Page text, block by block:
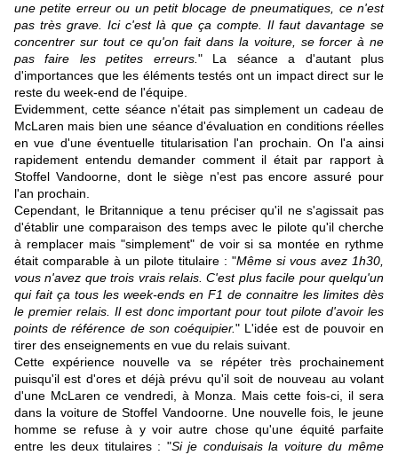
une petite erreur ou un petit blocage de pneumatiques, ce n'est
pas très grave. Ici c'est là que ça compte. Il faut davantage se
concentrer sur tout ce qu'on fait dans la voiture, se forcer à ne
pas faire les petites erreurs. " La séance a d'autant plus
d'importances que les éléments testés ont un impact direct sur le
reste du week-end de l'équipe.
Evidemment, cette séance n'était pas simplement un cadeau de
McLaren mais bien une séance d'évaluation en conditions réelles
en vue d'une éventuelle titularisation l'an prochain. On l'a ainsi
rapidement entendu demander comment il était par rapport à
Stoffel Vandoorne, dont le siège n'est pas encore assuré pour
l'an prochain.
Cependant, le Britannique a tenu préciser qu'il ne s'agissait pas
d'établir une comparaison des temps avec le pilote qu'il cherche
à remplacer mais "simplement" de voir si sa montée en rythme
était comparable à un pilote titulaire : "Même si vous avez 1h30,
vous n'avez que trois vrais relais. C'est plus facile pour quelqu'un
qui fait ça tous les week-ends en F1 de connaitre les limites dès
le premier relais. Il est donc important pour tout pilote d'avoir les
points de référence de son coéquipier." L'idée est de pouvoir en
tirer des enseignements en vue du relais suivant.
Cette expérience nouvelle va se répéter très prochainement
puisqu'il est d'ores et déjà prévu qu'il soit de nouveau au volant
d'une McLaren ce vendredi, à Monza. Mais cette fois-ci, il sera
dans la voiture de Stoffel Vandoorne. Une nouvelle fois, le jeune
homme se refuse à y voir autre chose qu'une équité parfaite
entre les deux titulaires : "Si je conduisais la voiture du même